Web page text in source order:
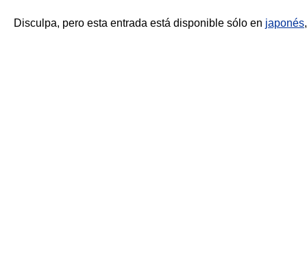
Disculpa, pero esta entrada está disponible sólo en japonés